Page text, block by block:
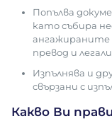
Попълва
като събира
ангажираните
превод и
Изпълнява и
свързани с
Какво Ви